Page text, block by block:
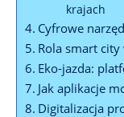
krajach
Cyfrowe
Rola smart
Eko-jazda:
Jak aplikacje
Digitalizacja